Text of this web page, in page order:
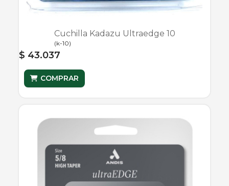
Cuchilla Kadazu Ultraedge 10
(k-10)
$ 43.037
COMPRAR